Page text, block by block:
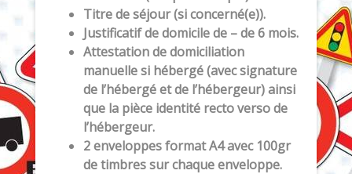
Titre de séjour (si concerné(e)).
Justificatif de domicile de – de 6 mois.
Attestation de domiciliation
manuelle si hébergé (avec signature
de l’hébergé et de l’hébergeur) ainsi
que la pièce identité recto verso de
l’hébergeur.
2 enveloppes format A4 avec 100gr
de timbres sur chaque enveloppe.